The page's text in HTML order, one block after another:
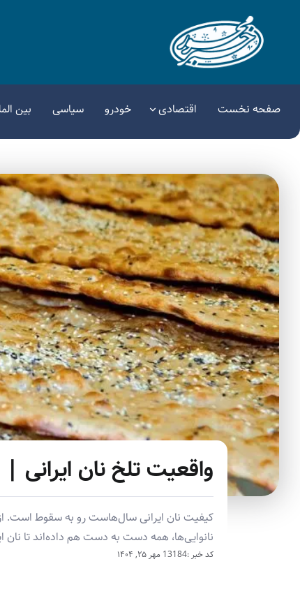
صفحه نخست اقتصادی خودرو سیاسی بین
واقعیت تلخ نان
کیفیت نان ایرانی سال‌هاست رو به سقوط است.
نانوایی‌ها، همه دست به دست هم داده‌اند تا
کد خبر :13184 مهر ۲۵, ۱۴۰۴